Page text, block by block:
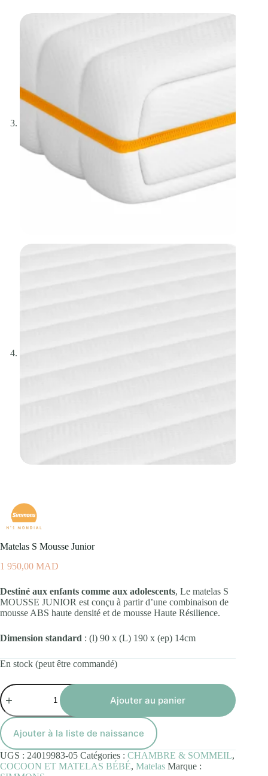
Matelas S Mousse Junior
1 950,00 MAD
Destiné aux enfants comme aux adolescents, Le matelas S
MOUSSE JUNIOR est conçu à partir d’une combinaison de
mousse ABS haute densité et de mousse Haute Résilience.
Dimension standard : (l) 90 x (L) 190 x (ep) 14cm
En stock (peut être commandé)
quantité
de
Matelas
Mousse
Junior
Ajouter au panier
Ajouter à la liste de naissance
UGS : 24019983-05 Catégories : CHAMBRE & SOMMEIL,
COCOON ET MATELAS BÉBÉ, Matelas Marque :